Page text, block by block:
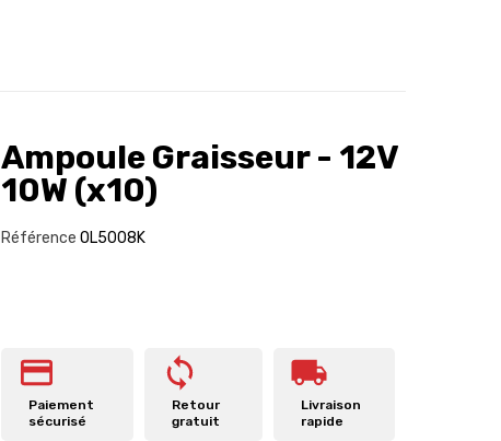
Ampoule Graisseur - 12V
10W (x10)
Référence OL5008K
Paiement
sécurisé
Retour
gratuit
Livraison
rapide